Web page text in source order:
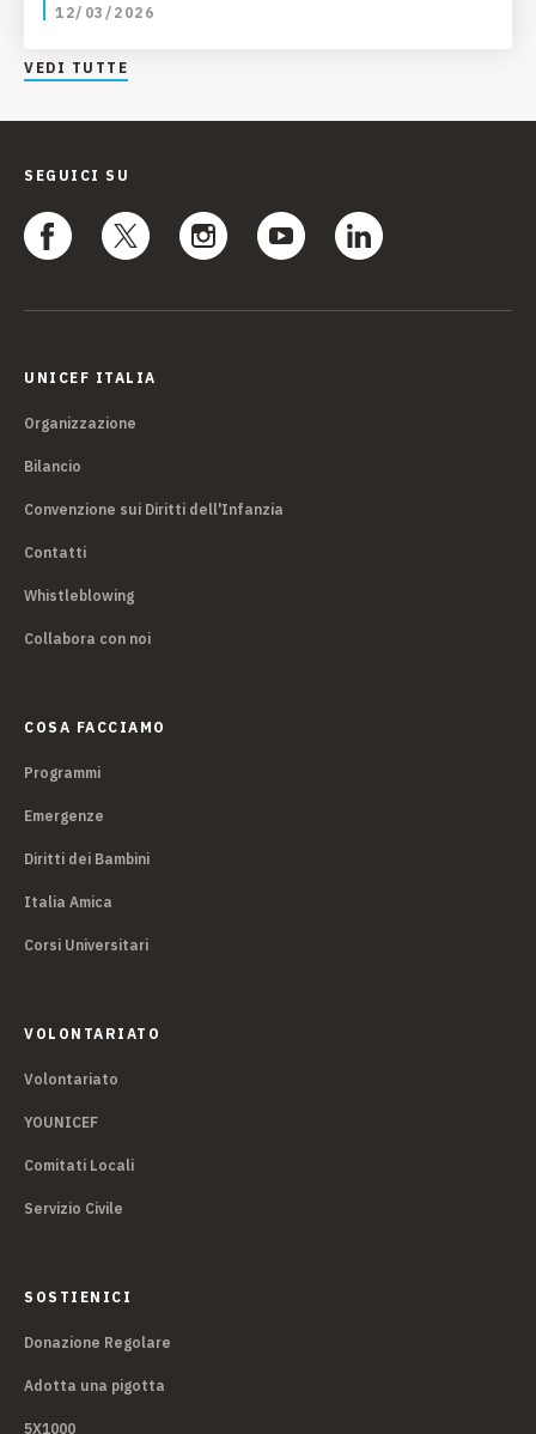
12/03/2026
VEDI TUTTE
SEGUICI SU
UNICEF ITALIA
Organizzazione
Bilancio
Convenzione sui Diritti dell'Infanzia
Contatti
Whistleblowing
Collabora con noi
COSA FACCIAMO
Programmi
Emergenze
Diritti dei Bambini
Italia Amica
Corsi Universitari
VOLONTARIATO
Volontariato
YOUNICEF
Comitati Locali
Servizio Civile
SOSTIENICI
Donazione Regolare
Adotta una pigotta
5X1000